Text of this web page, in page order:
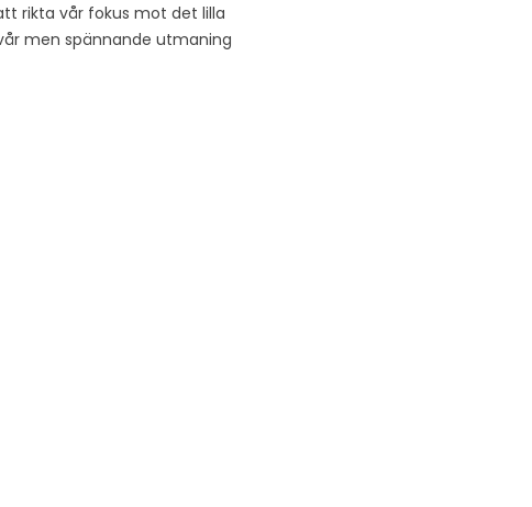
rikta vår fokus mot det lilla
men spännande utmaning